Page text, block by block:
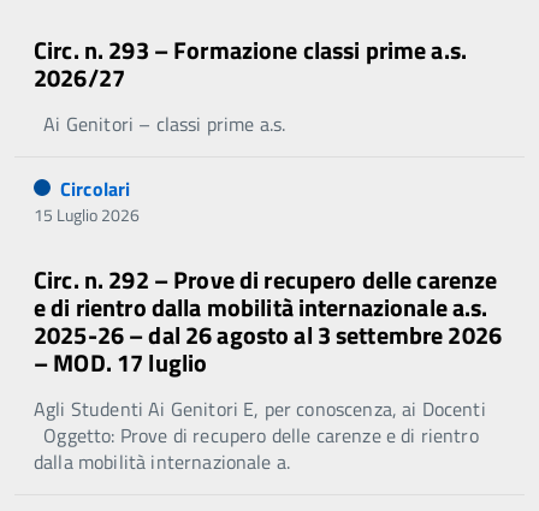
Circ. n. 293 – Formazione classi prime a.s.
2026/27
Ai Genitori – classi prime a.s.
Circolari
15 Luglio 2026
Circ. n. 292 – Prove di recupero delle carenze
e di rientro dalla mobilità internazionale a.s.
2025-26 – dal 26 agosto al 3 settembre 2026
– MOD. 17 luglio
Agli Studenti Ai Genitori E, per conoscenza, ai Docenti
Oggetto: Prove di recupero delle carenze e di rientro
dalla mobilità internazionale a.